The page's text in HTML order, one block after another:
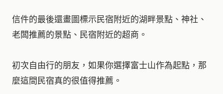
信件的最後還畫圖標示民宿附近的湖畔景點、神社、
老闆推薦的景點、民宿附近的超商。
初次自由行的朋友，如果你選擇富士山作為起點，那
麼這間民宿真的很值得推薦。